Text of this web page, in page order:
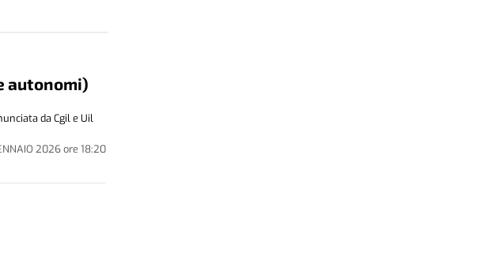
autonomi)
2026ore 18:20
da Cgil e Uil